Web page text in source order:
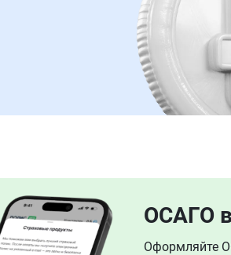
ОСАГО
Оформляйте